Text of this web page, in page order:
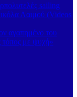
sailing
Λαιμού (Videos
αγαπημένο του
τόπος με ψυχή»